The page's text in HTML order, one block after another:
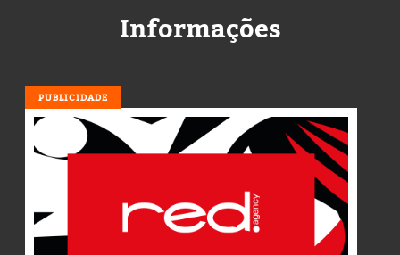
Informações
PUBLICIDADE